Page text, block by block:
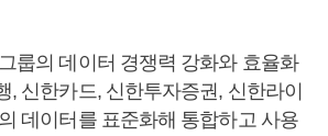
룹의 데이터 경쟁력 강화와 효율화
, 신한카드, 신한투자증권, 신한라이
데이터를 표준화해 통합하고 사용